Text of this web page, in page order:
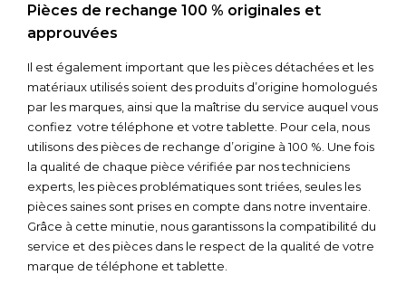
Pièces de rechange 100 % originales et
approuvées
Il est également important que les pièces détachées et les
matériaux utilisés soient des produits d’origine homologués
par les marques, ainsi que la maîtrise du service auquel vous
confiez votre téléphone et votre tablette. Pour cela, nous
utilisons des pièces de rechange d’origine à 100 %. Une fois
la qualité de chaque pièce vérifiée par nos techniciens
experts, les pièces problématiques sont triées, seules les
pièces saines sont prises en compte dans notre inventaire.
Grâce à cette minutie, nous garantissons la compatibilité du
service et des pièces dans le respect de la qualité de votre
marque de téléphone et tablette.